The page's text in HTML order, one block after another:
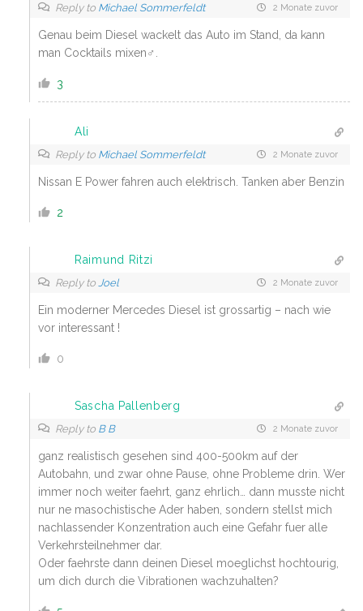
Reply to Michael Sommerfeldt 2 Monate zuvor
Genau beim Diesel wackelt das Auto im Stand, da kann
man Cocktails mixen‍♂️.
3
Ali
Reply to Michael Sommerfeldt 2 Monate zuvor
Nissan E Power fahren auch elektrisch. Tanken aber Benzin
2
Raimund Ritzi
Reply to Joel 2 Monate zuvor
Ein moderner Mercedes Diesel ist grossartig – nach wie
vor interessant !
0
Sascha Pallenberg
Reply to B B 2 Monate zuvor
ganz realistisch gesehen sind 400-500km auf der
Autobahn, und zwar ohne Pause, ohne Probleme drin. Wer
immer noch weiter faehrt, ganz ehrlich… dann musste nicht
nur ne masochistische Ader haben, sondern stellst mich
nachlassender Konzentration auch eine Gefahr fuer alle
Verkehrsteilnehmer dar.
Oder faehrste dann deinen Diesel moeglichst hochtourig,
um dich durch die Vibrationen wachzuhalten?